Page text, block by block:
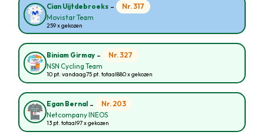
Cian Uijtdebroeks - Nr. 317
Movistar Team
259 x gekozen
Biniam Girmay - Nr. 327
NSN Cycling Team
10 pt. vandaag75 pt. totaal880 x gekozen
Egan Bernal - Nr. 203
Netcompany INEOS
13 pt. totaal97 x gekozen